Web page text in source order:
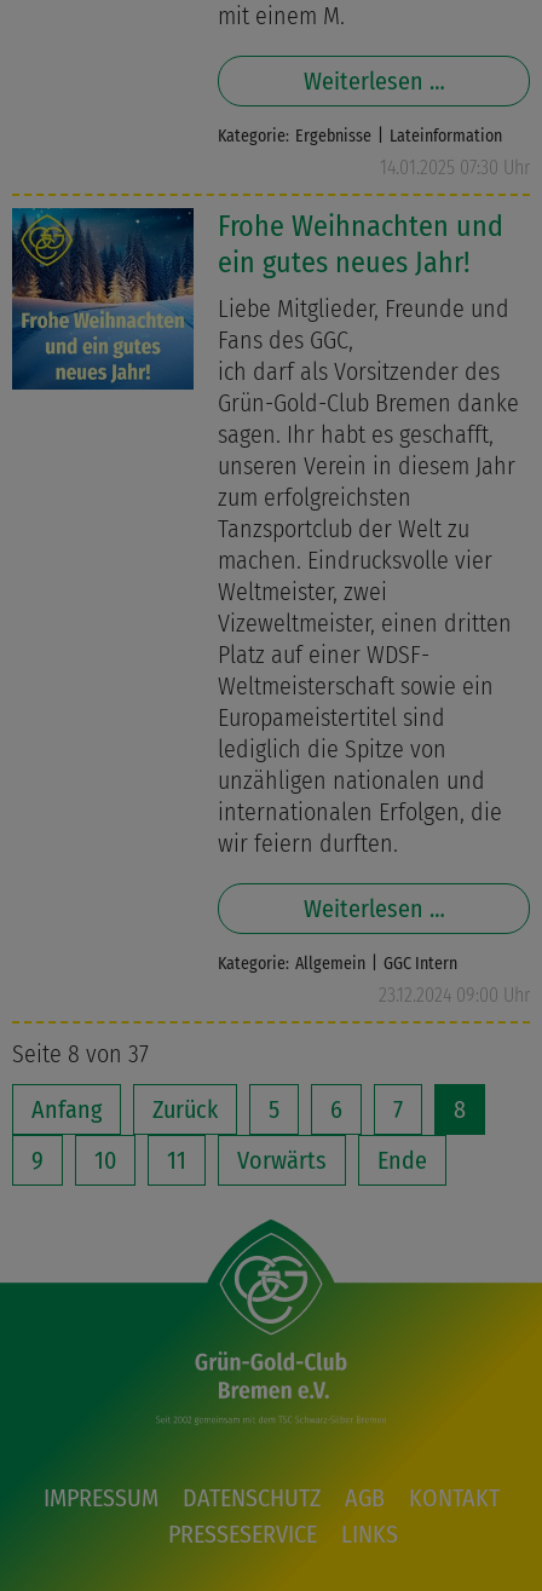
mit einem M.
Weiterlesen …
Kategorie: Ergebnisse Lateinformation
14.01.2025 07:30 Uhr
Frohe Weihnachten und
ein gutes neues Jahr!
Liebe Mitglieder, Freunde und
Fans des GGC,
ich darf als Vorsitzender des
Grün-Gold-Club Bremen danke
sagen. Ihr habt es geschafft,
unseren Verein in diesem Jahr
zum erfolgreichsten
Tanzsportclub der Welt zu
machen. Eindrucksvolle vier
Weltmeister, zwei
Vizeweltmeister, einen dritten
Platz auf einer WDSF-
Weltmeisterschaft sowie ein
Europameistertitel sind
lediglich die Spitze von
unzähligen nationalen und
internationalen Erfolgen, die
wir feiern durften.
Weiterlesen …
Kategorie: Allgemein GGC Intern
23.12.2024 09:00 Uhr
Seite 8 von 37
Anfang
Zurück 5 6 7
8
9
10 11 Vorwärts Ende
IMPRESSUM DATENSCHUTZ AGB
KONTAKT
PRESSESERVICE
LINKS